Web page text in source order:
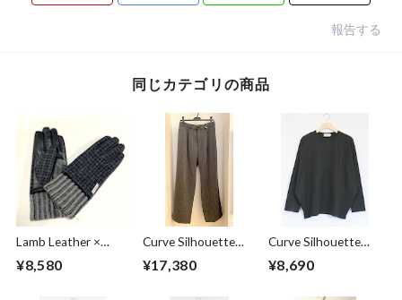
報告する
同じカテゴリの商品
Lamb Leather ×
Harris Tweed
Combination
¥8,580
Curve Silhouette
Slacks Pants Black
Stripe
¥17,380
Curve Silhouette
Cut & Sewn Black
¥8,690